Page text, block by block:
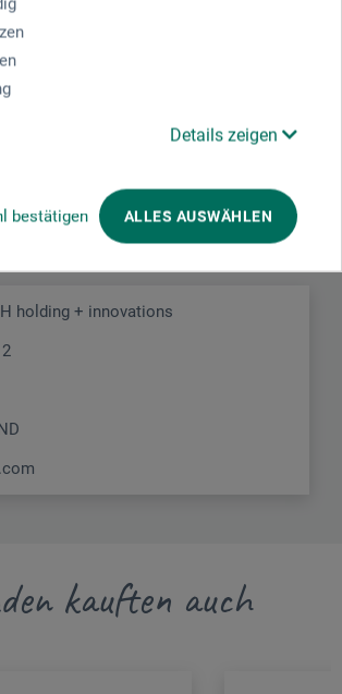
Details zeigen
bestätigen ALLES AUSWÄHLEN
PRODUKT BEWERTEN
die Kontaktdaten des Herstellers zu
diesem Produkt.
holding + innovations
kauften auch